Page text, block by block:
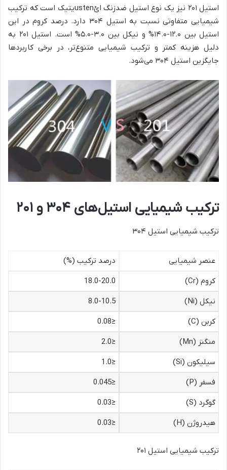
استیل ۲۰۱ نیز یک نوع استیل ضدزنگ ائustenیتیک است که ترکیب
شیمیایی متفاوتی نسبت به استیل ۳۰۴ دارد. درصد کروم در این
استیل بین ۱۲.۰-۱۴.۰% و نیکل بین ۳.۰-۵.۰% است. استیل ۲۰۱ به
دلیل هزینه کمتر و ترکیب شیمیایی متنوع‌تر، در برخی کاربردها
جایگزین استیل ۳۰۴ می‌شود.
ترکیب شیمیایی استیل‌های ۳۰۴ و ۲۰۱
ترکیب شیمیایی استیل ۳۰۴
عنصر شیمیایی
درصد ترکیب (%)
کروم (Cr)
18.0-20.0
نیکل (Ni)
8.0-10.5
کربن (C)
≤0.08
منگنز (Mn)
≤2.0
سیلیکون (Si)
≤1.0
فسفر (P)
≤0.045
گوگرد (S)
≤0.03
هیدروژن (H)
≤0.03
ترکیب شیمیایی استیل ۲۰۱